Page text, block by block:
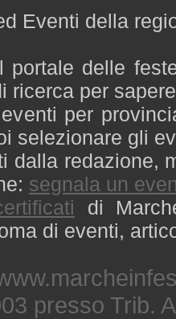
Eventi della
portale delle
ricerca per
per
selezionare gli
dalla redazione,
segnala un
di
di eventi,
presso Trib.